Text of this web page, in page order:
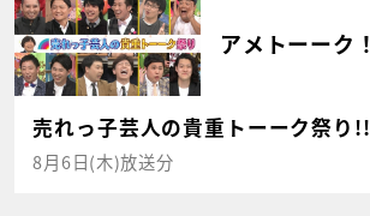
アメトーーク！
売れっ子芸人の貴重トーーク祭り!!
8月6日(木)放送分